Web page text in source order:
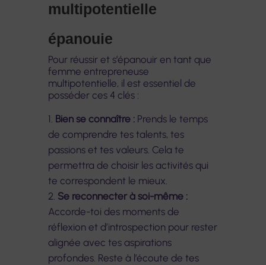
multipotentielle
épanouie
Pour réussir et s’épanouir en tant que
femme entrepreneuse
multipotentielle, il est essentiel de
posséder ces 4 clés :
Bien se connaître :Prends le temps
de comprendre tes talents, tes
passions et tes valeurs. Cela te
permettra de choisir les activités qui
te correspondent le mieux.
Se reconnecter à soi-même :
Accorde-toi des moments de
réflexion et d’introspection pour rester
alignée avec tes aspirations
profondes. Reste à l’écoute de tes